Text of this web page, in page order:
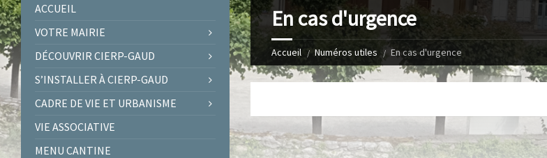
En cas d'urgence
Accueil Numéros utiles En cas d'urgence
ACCUEIL
VOTRE MAIRIE
DÉCOUVRIR CIERP-GAUD
S’INSTALLER À CIERP-GAUD
CADRE DE VIE ET URBANISME
VIE ASSOCIATIVE
MENU CANTINE